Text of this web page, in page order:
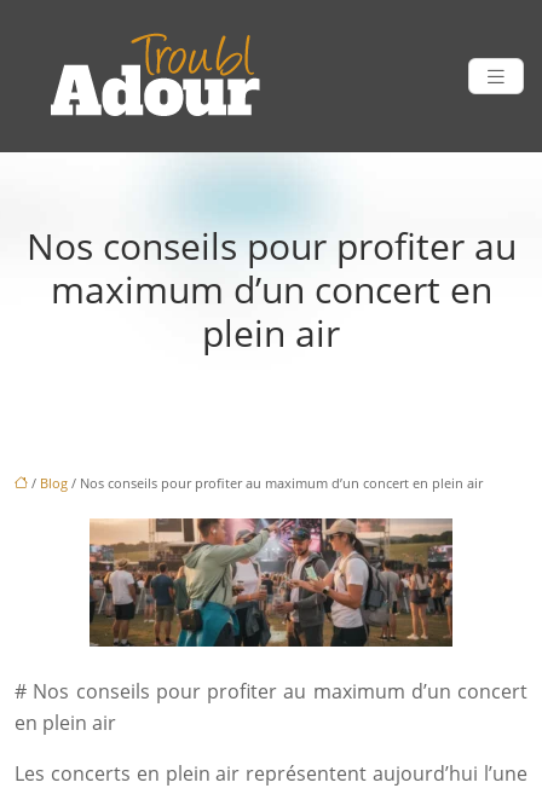
Nos conseils pour profiter au
maximum d’un concert en
plein air
/ Blog / Nos conseils pour profiter au maximum d’un concert en plein air
# Nos conseils pour profiter au maximum d’un concert
en plein air
Les concerts en plein air représentent aujourd’hui l’une